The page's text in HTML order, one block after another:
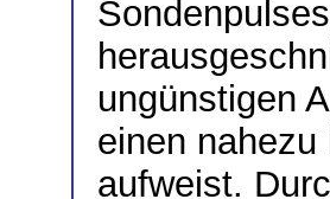
ungünstigen
einen
aufweist.